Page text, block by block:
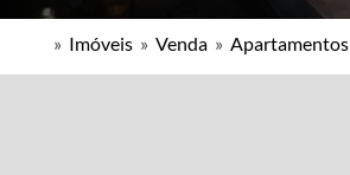
» Imóveis » Venda » Apartamentos